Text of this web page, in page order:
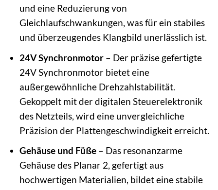
und eine Reduzierung von
Gleichlaufschwankungen, was für ein stabiles
und überzeugendes Klangbild unerlässlich ist.
24V Synchronmotor– Der präzise gefertigte
24V Synchronmotor bietet eine
außergewöhnliche Drehzahlstabilität.
Gekoppelt mit der digitalen Steuerelektronik
des Netzteils, wird eine unvergleichliche
Präzision der Plattengeschwindigkeit erreicht.
Gehäuse und Füße– Das resonanzarme
Gehäuse des Planar 2, gefertigt aus
hochwertigen Materialien, bildet eine stabile